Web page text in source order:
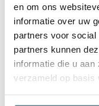
en om ons
informatie over uw
partners voor
partners kunnen
informatie die u
verzameld op basis
We staan
Wil je advies of heb
team!